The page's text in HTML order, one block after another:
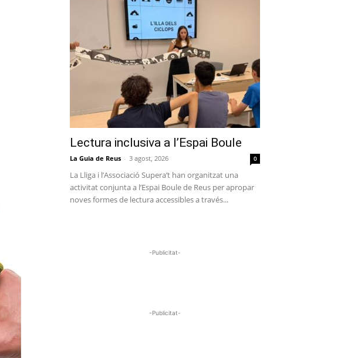
Lectura inclusiva a l’Espai Boule
La Guia de Reus - 3 agost, 2026 0
La Lliga i l’Associació Supera’t han organitzat una
activitat conjunta a l’Espai Boule de Reus per apropar
noves formes de lectura accessibles a través...
-Publicitat-
-Publicitat-